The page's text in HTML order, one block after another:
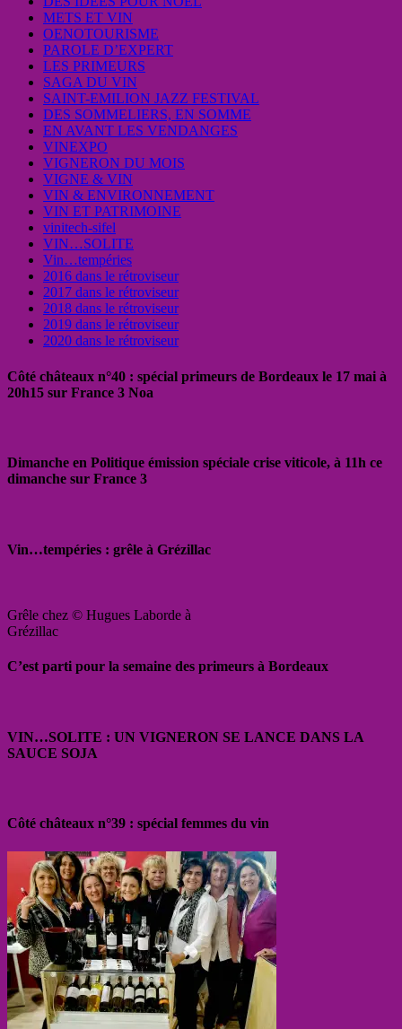
METS ET VIN
OENOTOURISME
PAROLE D’EXPERT
LES PRIMEURS
SAGA DU VIN
SAINT-EMILION JAZZ FESTIVAL
DES SOMMELIERS, EN SOMME
EN AVANT LES VENDANGES
VINEXPO
VIGNERON DU MOIS
VIGNE & VIN
VIN & ENVIRONNEMENT
VIN ET PATRIMOINE
vinitech-sifel
VIN…SOLITE
Vin…tempéries
2016 dans le rétroviseur
2017 dans le rétroviseur
2018 dans le rétroviseur
2019 dans le rétroviseur
2020 dans le rétroviseur
Côté châteaux n°40 : spécial primeurs de Bordeaux le 17 mai à
20h15 sur France 3 Noa
Dimanche en Politique émission spéciale crise viticole, à 11h ce
dimanche sur France 3
Vin…tempéries : grêle à Grézillac
Grêle chez © Hugues Laborde à
Grézillac
C’est parti pour la semaine des primeurs à Bordeaux
VIN…SOLITE : UN VIGNERON SE LANCE DANS LA
SAUCE SOJA
Côté châteaux n°39 : spécial femmes du vin